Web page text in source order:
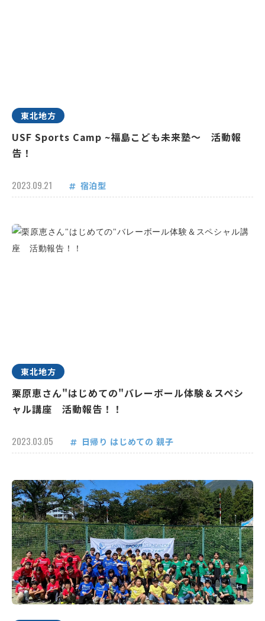
東北地方
USF Sports Camp ~福島こども未来塾～ 活動報
告！
2023.09.21 宿泊型
東北地方
栗原恵さん"はじめての"バレーボール体験＆スペシ
ャル講座 活動報告！！
2023.03.05 日帰り はじめての 親子